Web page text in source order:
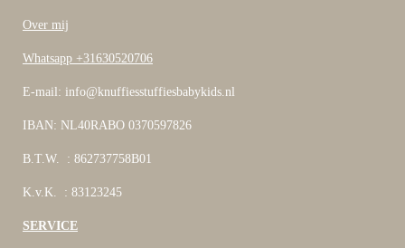
Over mij
Whatsapp +31630520706
E-mail: info@knuffiesstuffiesbabykids.nl
IBAN: NL40RABO 0370597826
B.T.W. : 862737758B01
K.v.K. : 83123245
SERVICE